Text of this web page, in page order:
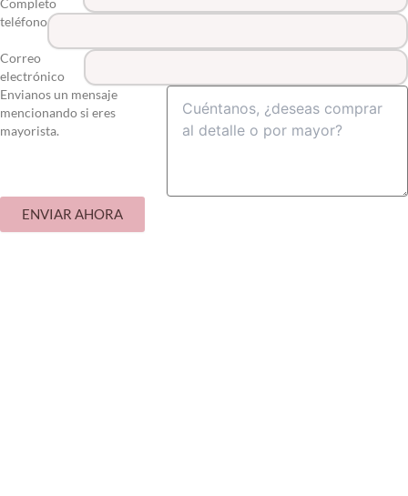
teléfono
Correo
electrónico
Envianos un mensaje
mencionando si eres
mayorista.
ENVIAR AHORA